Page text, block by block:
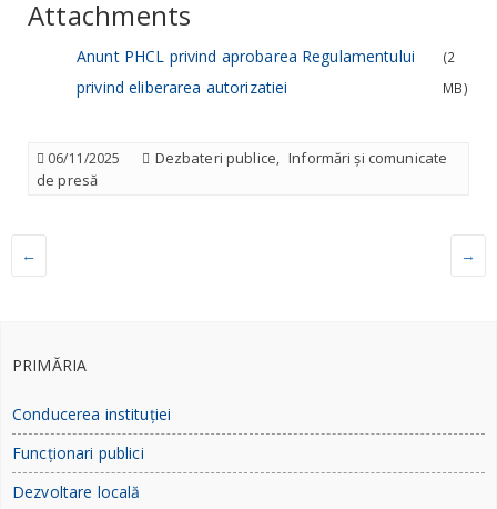
Attachments
Anunt PHCL privind aprobarea Regulamentului
privind eliberarea autorizatiei
(2
MB)
06/11/2025 Dezbateri publice, Informări și comunicate
de presă
← →
PRIMĂRIA
Conducerea instituției
Funcționari publici
Dezvoltare locală